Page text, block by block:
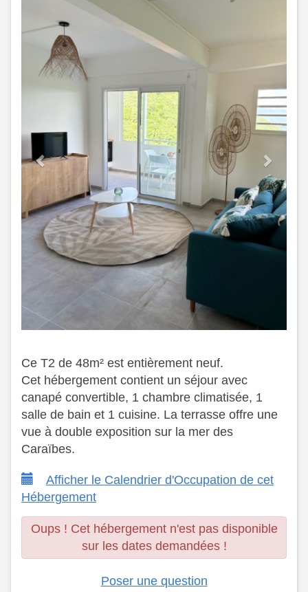
Ce T2 de 48m² est entièrement neuf.
Cet hébergement contient un séjour avec
canapé convertible, 1 chambre climatisée, 1
salle de bain et 1 cuisine. La terrasse offre une
vue à double exposition sur la mer des
Caraïbes.
Afficher le Calendrier d'Occupation de cet
Hébergement
Oups ! Cet hébergement n'est pas disponible
sur les dates demandées !
Poser une question